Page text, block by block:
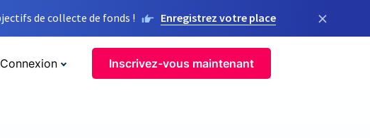
de collecte de fonds ! Enregistrez votre place ×
Connexion Inscrivez-vous maintenant